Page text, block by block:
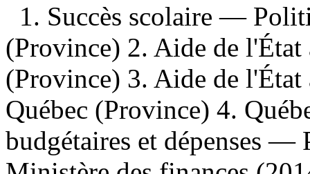
1. Succès scolaire —
(Province) 2. Aide de
(Province) 3. Aide de
Québec (Province) 4.
budgétaires et dépenses —